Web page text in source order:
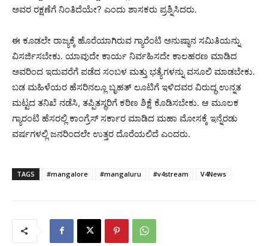
ಅವರ ರಕ್ಷಣೆಗೆ ನಿಂತಿದೆಯೇ? ಎಂದು ಶಾಸಕರು ಪ್ರಶ್ನಿಸಿದರು.
ಈ ಕೂಡಲೇ ರಾಜ್ಯಕ್ಕೆ ಹೊರೆಯಾಗಿರುವ ಗ್ಯಾರೆಂಟಿ ಅನುಷ್ಠಾನ ಸಮಿತಿಯನ್ನು
ವಿಸರ್ಜಿಸಬೇಕು. ಯಾವುದೇ ಕಾರ್ಯ ನಿರ್ವಹಿಸದೇ ಕಾಲಹರಣ ಮಾಡಿದ
ಅವರಿಂದ ಇದುವರೆಗೆ ಪಡೆದ ಸಂಬಳ ಮತ್ತು ಭತ್ಯೆಗಳನ್ನು ವಸೂಲಿ ಮಾಡಬೇಕು.
ಬಡ ಮಹಿಳೆಯರ ಹೆಸರಿನಲ್ಲೂ ಬೃಹತ್ ಲೂಟಿಗೆ ಇಳಿದವರ ವಿರುದ್ಧ ಉನ್ನತ
ಮಟ್ಟದ ತನಿಖೆ ನಡೆಸಿ, ತಪ್ಪಿತಸ್ಥರಿಗೆ ಕಠಿಣ ಶಿಕ್ಷೆ ಕೊಡಿಸಬೇಕು. ಆ ಮೂಲಕ
ಗ್ಯಾರಂಟಿ ಹೆಸರಲ್ಲಿ ಕಾಂಗ್ರೆಸ್ ಸರ್ಕಾರ ಮಾಡಿದ ಮಹಾ ಮೋಸಕ್ಕೆ ಇನ್ನೆರಡು
ವರ್ಷಗಳಲ್ಲಿ ಜನರಿಂದಲೇ ಉತ್ತರ ದೊರೆಯಲಿದೆ ಎಂದರು.
TAGS #mangalore #mangaluru #v4stream V4News